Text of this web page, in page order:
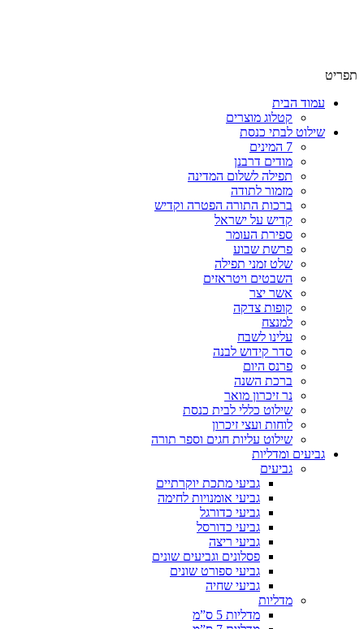
תפריט
עמוד הבית
קטלוג מוצרים
שילוט לבתי כנסת
7 המינים
מודים דרבנן
תפילה לשלום המדינה
מזמור לתודה
ברכות התורה הפטרה וקדיש
קדיש על ישראל
ספירת העומר
פרשת שבוע
שלט זמני תפילה
השבטים ויטראזים
אשר יצר
קופות צדקה
למנצח
עלינו לשבח
סדר קידוש לבנה
פרנס היום
ברכת השנה
נר זיכרון מואר
שילוט כללי לבית כנסת
לוחות ועצי זיכרון
שילוט עליות חגים וספר תורה
גביעים ומדליות
גביעים
גביעי מתכת יוקרתיים
גביעי אומנויות לחימה
גביעי כדורגל
גביעי כדורסל
גביעי ריצה
פסלונים וגביעים שונים
גביעי ספורט שונים
גביעי שחיה
מדליות
מדליות 5 ס”מ